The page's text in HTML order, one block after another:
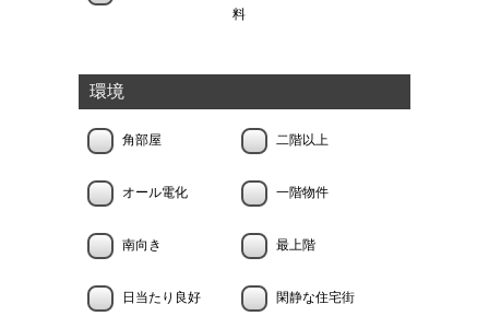
料
環境
角部屋 二階以上
オール電化 一階物件
南向き 最上階
日当たり良好 閑静な住宅街